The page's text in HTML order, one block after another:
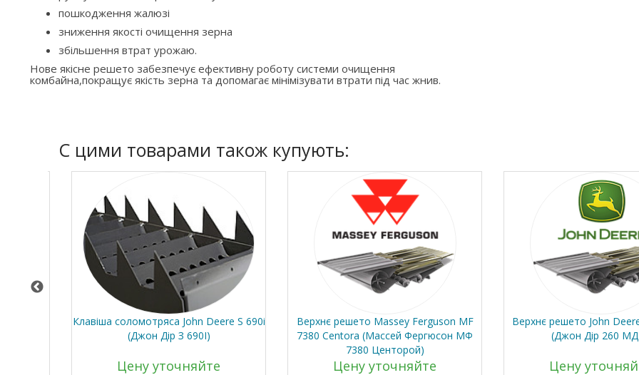
пошкодження жалюзі
зниження якості очищення зерна
збільшення втрат урожаю.
Нове якісне решето забезпечує ефективну роботу системи очищення
комбайна,покращує якість зерна та допомагає мінімізувати втрати під час жнив.
C цими товарами також купують:
Клавіша соломотряса John Deere S 690i
(Джон Дір З 690І)
Цену уточняйте
Верхнє решето Massey Ferguson MF
7380 Centora (Массей Фергюсон МФ
7380 Центорой)
Цену уточняйте
Верхнє решето John Deere
(Джон Дір 260 МД С)
Цену уточняйте